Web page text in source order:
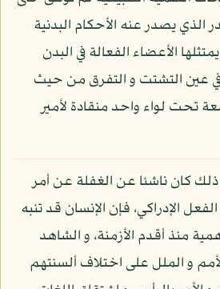
يصدر عنه الأحكام البدنية
الأعضاء الفعالة في البدن
في عين التشتت و التفرق من حيث
تحت لواء واحد منقادة لأمير
ذلك كان ناشئا عن الغفلة عن أمر
الإدراكي، فإن الإنسان قد تنبه
منذ أقدم الأزمنة، و الشاهد
و الملل على اختلاف ألسنتهم